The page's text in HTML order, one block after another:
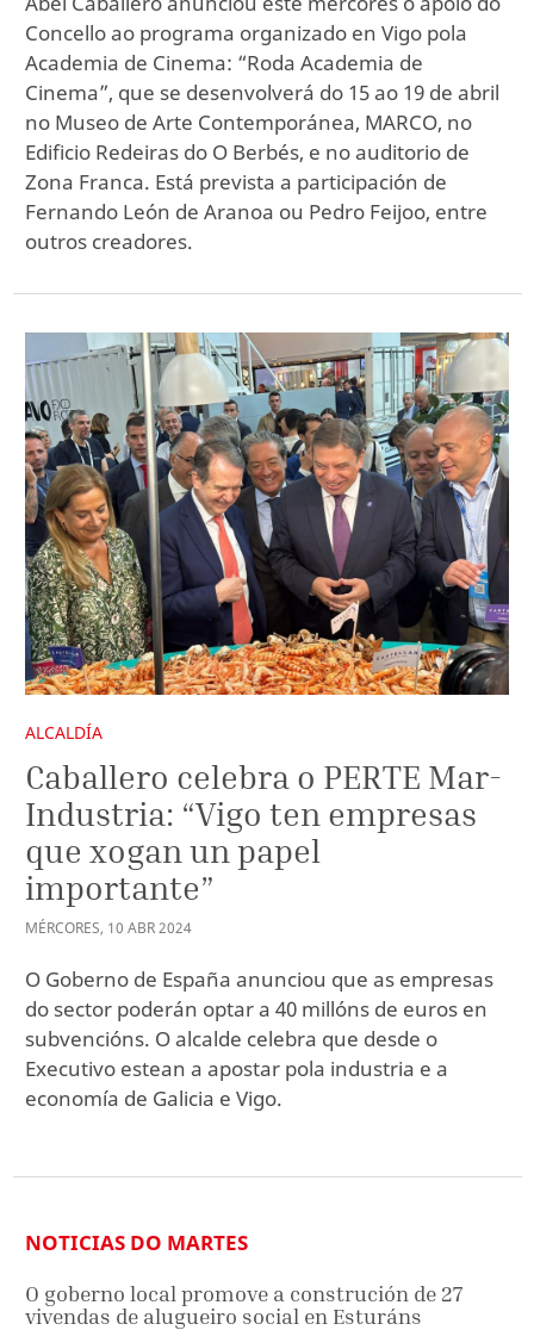
Concello ao programa organizado en Vigo pola
Academia de Cinema: “Roda Academia de
Cinema”, que se desenvolverá do 15 ao 19 de abril
no Museo de Arte Contemporánea, MARCO, no
Edificio Redeiras do O Berbés, e no auditorio de
Zona Franca. Está prevista a participación de
Fernando León de Aranoa ou Pedro Feijoo, entre
outros creadores.
ALCALDÍA
Caballero celebra o PERTE Mar-
Industria: “Vigo ten empresas
que xogan un papel
importante”
MÉRCORES, 10 ABR2024
O Goberno de España anunciou que as empresas
do sector poderán optar a 40 millóns de euros en
subvencións. O alcalde celebra que desde o
Executivo estean a apostar pola industria e a
economía de Galicia e Vigo.
NOTICIAS DO MARTES
O goberno local promove a construción de 27
vivendas de alugueiro social en Esturáns